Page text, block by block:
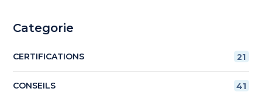
Categorie
CERTIFICATIONS 21
CONSEILS 41